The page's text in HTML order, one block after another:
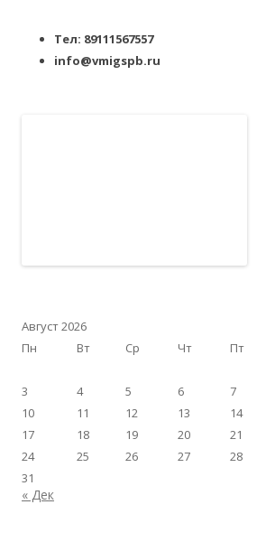
Тел: 89111567557
info@vmigspb.ru
Август 2026
Пн
Вт Ср Чт Пт
3
4 5 6 7
10
11 12 13 14
17
18 19 20 21
24
25 26 27 28
31
« Дек